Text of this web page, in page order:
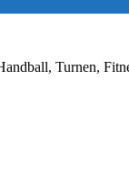
Turnen,